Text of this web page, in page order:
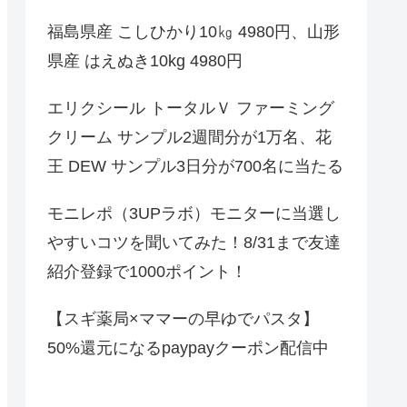
福島県産 こしひかり10㎏ 4980円、山形
県産 はえぬき10kg 4980円
エリクシール トータルＶ ファーミング
クリーム サンプル2週間分が1万名、花
王 DEW サンプル3日分が700名に当たる
モニレポ（3UPラボ）モニターに当選し
やすいコツを聞いてみた！8/31まで友達
紹介登録で1000ポイント！
【スギ薬局×ママーの早ゆでパスタ】
50%還元になるpaypayクーポン配信中